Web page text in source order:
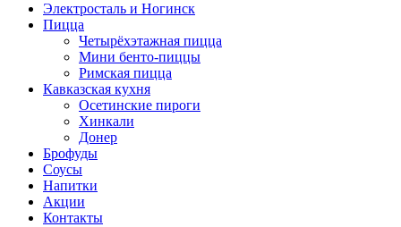
Электросталь и Ногинск
Пицца
Четырёхэтажная пицца
Мини бенто-пиццы
Римская пицца
Кавказская кухня
Осетинские пироги
Хинкали
Донер
Брофуды
Соусы
Напитки
Акции
Контакты